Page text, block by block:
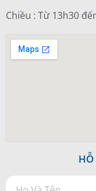
Chiều : Từ 13h30